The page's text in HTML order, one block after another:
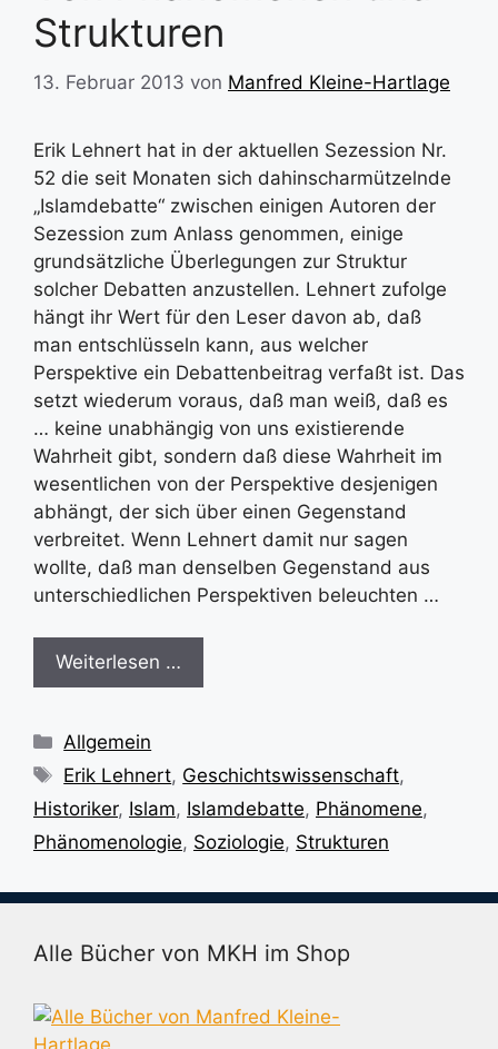
Strukturen
13. Februar 2013 von Manfred Kleine-Hartlage
Erik Lehnert hat in der aktuellen Sezession Nr.
52 die seit Monaten sich dahinscharmützelnde
„Islamdebatte“ zwischen einigen Autoren der
Sezession zum Anlass genommen, einige
grundsätzliche Überlegungen zur Struktur
solcher Debatten anzustellen. Lehnert zufolge
hängt ihr Wert für den Leser davon ab, daß
man entschlüsseln kann, aus welcher
Perspektive ein Debattenbeitrag verfaßt ist. Das
setzt wiederum voraus, daß man weiß, daß es
… keine unabhängig von uns existierende
Wahrheit gibt, sondern daß diese Wahrheit im
wesentlichen von der Perspektive desjenigen
abhängt, der sich über einen Gegenstand
verbreitet. Wenn Lehnert damit nur sagen
wollte, daß man denselben Gegenstand aus
unterschiedlichen Perspektiven beleuchten …
Weiterlesen …
Kategorien
Allgemein
Schlagwörter
Erik Lehnert, Geschichtswissenschaft,
Historiker, Islam, Islamdebatte, Phänomene,
Phänomenologie, Soziologie, Strukturen
Alle Bücher von MKH im Shop